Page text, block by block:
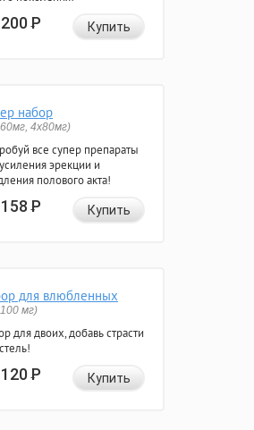
Р Купить
набор
4х80мг)
все супер препараты
эрекции и
полового акта!
Р Купить
для влюбленных
мг)
для двоих, добавь страсти
Р Купить